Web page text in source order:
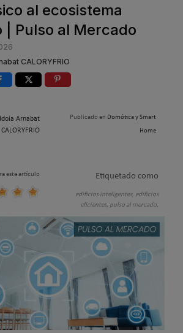
al ecosistema
| Pulso al Mercado
CALORYFRIO
Idoia Arnabat
CALORYFRIO
Publicado en Domótica y Smart
Home
este artículo
Etiquetado como
edificios inteligentes, edificios
eficientes, pulso al mercado,